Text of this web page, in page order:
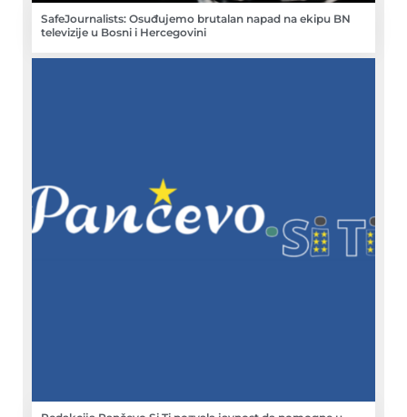
SafeJournalists: Osuđujemo brutalan napad na ekipu BN
televizije u Bosni i Hercegovini